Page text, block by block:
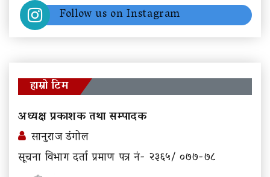
Follow us on Instagram
हाम्रो टिम
अध्यक्ष प्रकाशक तथा सम्पादक
सानुराज डंगोल
सूचना विभाग दर्ता प्रमाण पत्र नं- २३६५/ ०७७-७८